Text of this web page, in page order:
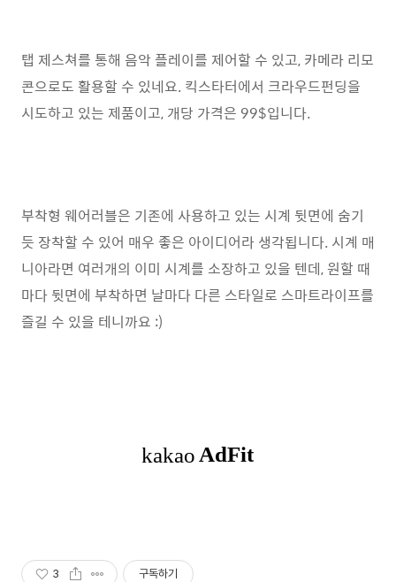
탭 제스쳐를 통해 음악 플레이를 제어할 수 있고, 카메라 리모
콘으로도 활용할 수 있네요. 킥스타터에서 크라우드펀딩을
시도하고 있는 제품이고, 개당 가격은 99$입니다.
부착형 웨어러블은 기존에 사용하고 있는 시계 뒷면에 숨기
듯 장착할 수 있어 매우 좋은 아이디어라 생각됩니다. 시계 매
니아라면 여러개의 이미 시계를 소장하고 있을 텐데, 원할 때
마다 뒷면에 부착하면 날마다 다른 스타일로 스마트라이프를
즐길 수 있을 테니까요 :)
3 구독하기